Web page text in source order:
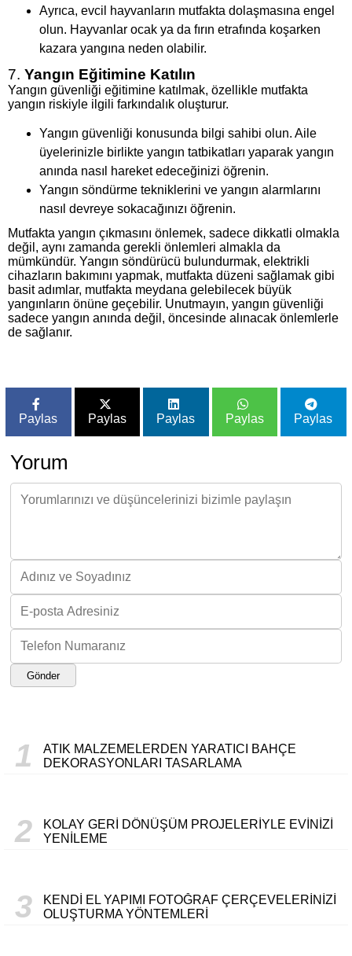
Ayrıca, evcil hayvanların mutfakta dolaşmasına engel
olun. Hayvanlar ocak ya da fırın etrafında koşarken
kazara yangına neden olabilir.
7. Yangın Eğitimine Katılın
Yangın güvenliği eğitimine katılmak, özellikle mutfakta
yangın riskiyle ilgili farkındalık oluşturur.
Yangın güvenliği konusunda bilgi sahibi olun. Aile
üyelerinizle birlikte yangın tatbikatları yaparak yangın
anında nasıl hareket edeceğinizi öğrenin.
Yangın söndürme tekniklerini ve yangın alarmlarını
nasıl devreye sokacağınızı öğrenin.
Mutfakta yangın çıkmasını önlemek, sadece dikkatli olmakla
değil, aynı zamanda gerekli önlemleri almakla da
mümkündür. Yangın söndürücü bulundurmak, elektrikli
cihazların bakımını yapmak, mutfakta düzeni sağlamak gibi
basit adımlar, mutfakta meydana gelebilecek büyük
yangınların önüne geçebilir. Unutmayın, yangın güvenliği
sadece yangın anında değil, öncesinde alınacak önlemlerle
de sağlanır.
Paylas Paylas Paylas Paylas Paylas
Yorum
Gönder
1
ATIK MALZEMELERDEN YARATICI BAHÇE
DEKORASYONLARI TASARLAMA
2
KOLAY GERI DÖNÜŞÜM PROJELERIYLE EVINIZI
YENILEME
3
KENDI EL YAPIMI FOTOĞRAF ÇERÇEVELERINIZI
OLUŞTURMA YÖNTEMLERI